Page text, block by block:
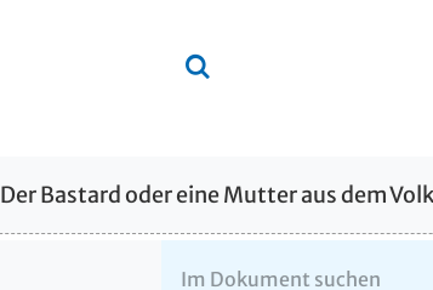
Der Bastard oder eine Mutter aus dem